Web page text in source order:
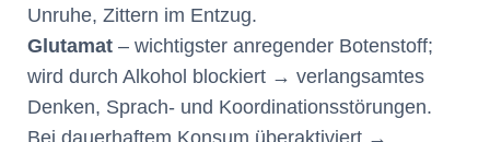
Unruhe, Zittern im Entzug.
Glutamat – wichtigster anregender Botenstoff;
wird durch Alkohol blockiert → verlangsamtes
Denken, Sprach- und Koordinationsstörungen.
Bei dauerhaftem Konsum überaktiviert →